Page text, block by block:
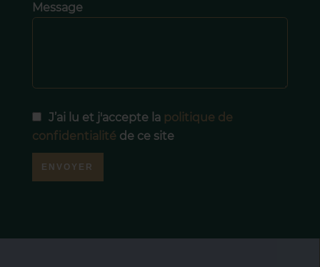
Message
J’ai lu et j'accepte la politique de
confidentialité de ce site
ENVOYER